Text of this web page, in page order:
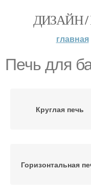
ДИЗАЙН /
главная
Печь для
Круглая печь
Горизонтальная